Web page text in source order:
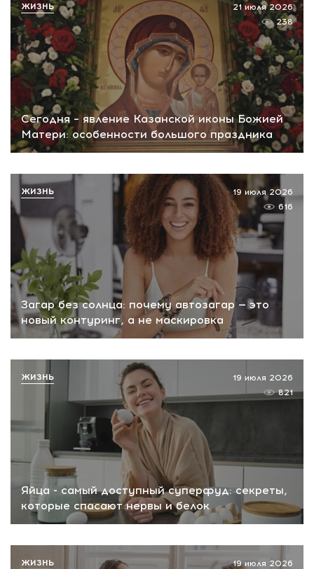
Сегодня – явление Казанской иконы Божией
Матери: особенности большого праздника
21 июля 2026
238
ЖИЗНЬ
Загар без солнца: почему автозагар — это
новый контуринг, а не маскировка
19 июля 2026
616
ЖИЗНЬ
Яйца - самый доступный суперфуд: секреты,
которые спасают нервы и белок
19 июля 2026
821
ЖИЗНЬ
19 июля 2026
ЖИЗНЬ